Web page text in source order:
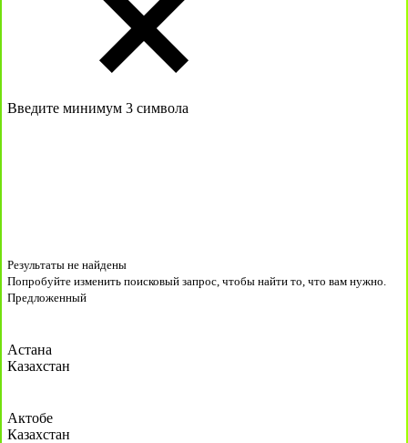
Введите минимум 3 символа
Результаты не найдены
Попробуйте изменить поисковый запрос, чтобы найти то, что вам нужно.
Предложенный
Астана
Казахстан
Актобе
Казахстан